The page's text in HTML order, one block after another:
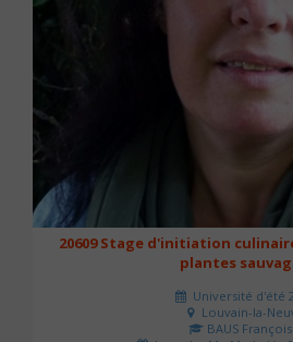
20609 Stage d'initiation
plantes
Université d'été
Louvain-la-
BAUS